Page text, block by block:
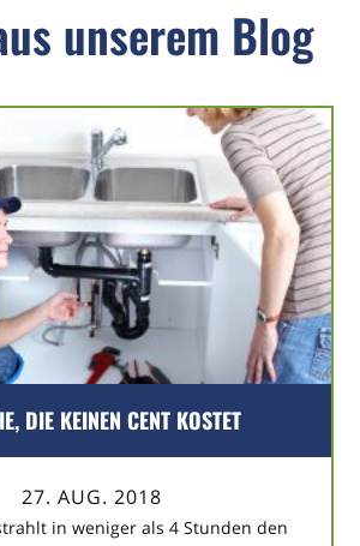
unserem Blog
DIE KEINEN CENT KOSTET
27. AUG. 2018
in weniger als 4 Stunden den